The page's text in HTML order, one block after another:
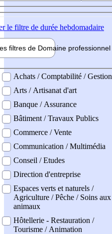
le filtre de durée hebdomadaire
filtres de Domaine professionnel
professionel
Achats / Comptabilité / Gestion
Arts / Artisanat d'art
Banque / Assurance
Bâtiment / Travaux Publics
Commerce / Vente
Communication / Multimédia
Conseil / Etudes
Direction d'entreprise
Espaces verts et naturels /
Agriculture / Pêche / Soins aux
animaux
Hôtellerie - Restauration /
Tourisme / Animation